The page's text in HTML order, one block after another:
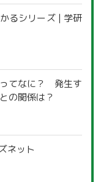
るシリーズ | 学研
てなに？ 発生す
の関係は？
ネット